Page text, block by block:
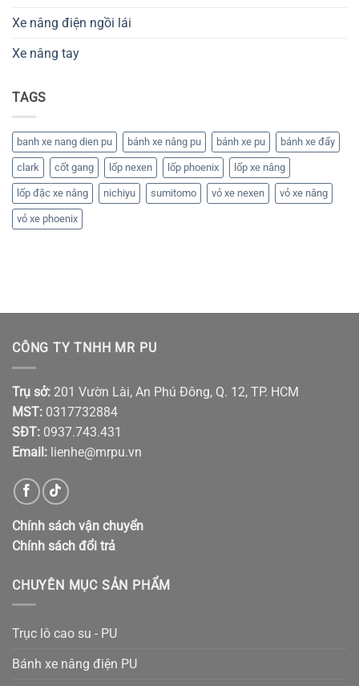
Xe nâng điện ngồi lái
Xe nâng tay
TAGS
banh xe nang dien pu bánh xe nâng pu bánh xe pu bánh xe đẩy
clark cốt gang lốp nexen lốp phoenix lốp xe nâng
lốp đặc xe nâng nichiyu sumitomo vỏ xe nexen vỏ xe nâng
vỏ xe phoenix
CÔNG TY TNHH MR PU
Trụ sở: 201 Vườn Lài, An Phú Đông, Q. 12, TP. HCM
MST: 0317732884
SĐT: 0937.743.431
Email: lienhe@mrpu.vn
Chính sách vận chuyển
Chính sách đổi trả
CHUYÊN MỤC SẢN PHẨM
Trục lô cao su - PU
Bánh xe nâng điện PU